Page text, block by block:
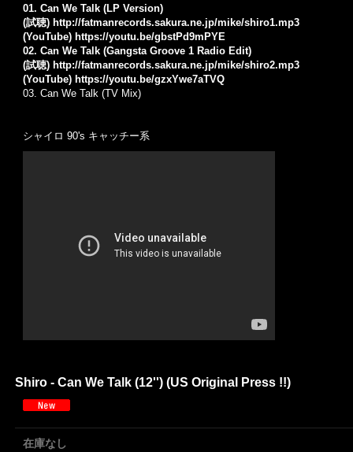
01. Can We Talk (LP Version)
(試聴) http://fatmanrecords.sakura.ne.jp/mike/shiro1.mp3
(YouTube) https://youtu.be/gbstPd9mPYE
02. Can We Talk (Gangsta Groove 1 Radio Edit)
(試聴) http://fatmanrecords.sakura.ne.jp/mike/shiro2.mp3
(YouTube) https://youtu.be/gzxYwe7aTVQ
03. Can We Talk (TV Mix)
シャイロ 90's キャッチー系
Shiro - Can We Talk (12'') (US Original Press !!)
在庫なし